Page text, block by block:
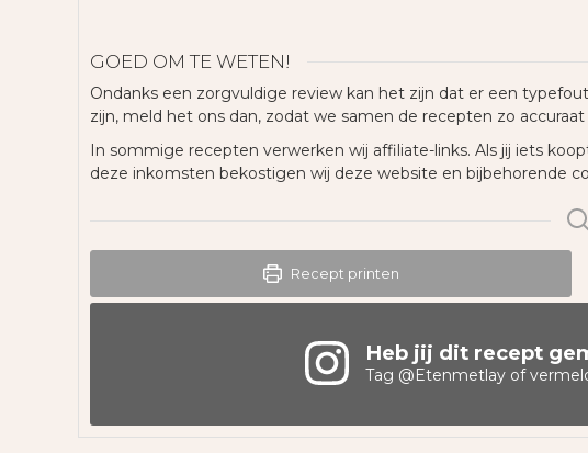
GOED OM TE WETEN!
Ondanks een zorgvuldige review kan het zijn dat er een
zijn, meld het ons dan, zodat we samen de recepten zo
In sommige recepten verwerken wij affiliate-links. Als jij iets
deze inkomsten bekostigen wij deze website en bijbehorende
Recept printen
Heb jij dit recept
Tag @Etenmetlay of